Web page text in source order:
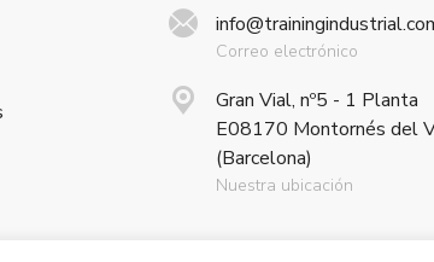
Correo electrónico
Gran Vial, nº5 - 1 Planta
E08170 Montornés del
(Barcelona)
Nuestra ubicación